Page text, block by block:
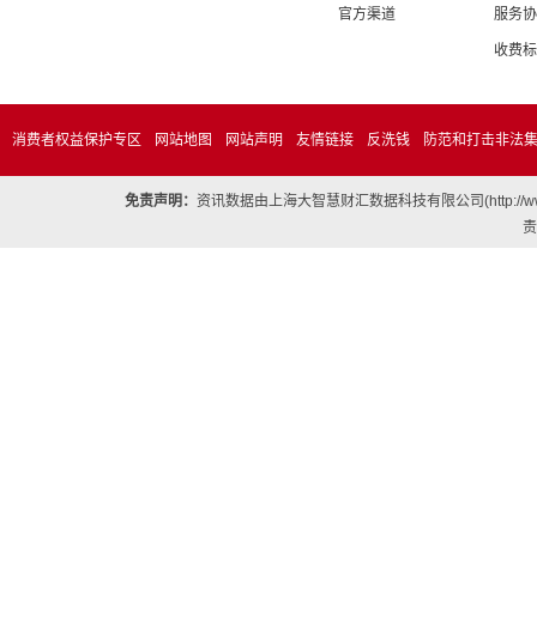
官方渠道 服务
收费
消费者权益保护专区 网站地图 网站声明 友情链接 反洗钱 防范和打击非法
免责声明：资讯数据由上海大智慧财汇数据科技有限公司(http://